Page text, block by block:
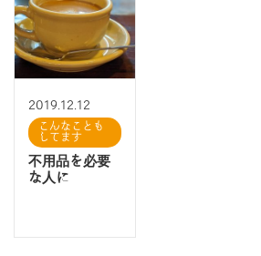
2019.12.12
こんなことも
してます
不用品を必要
な人に